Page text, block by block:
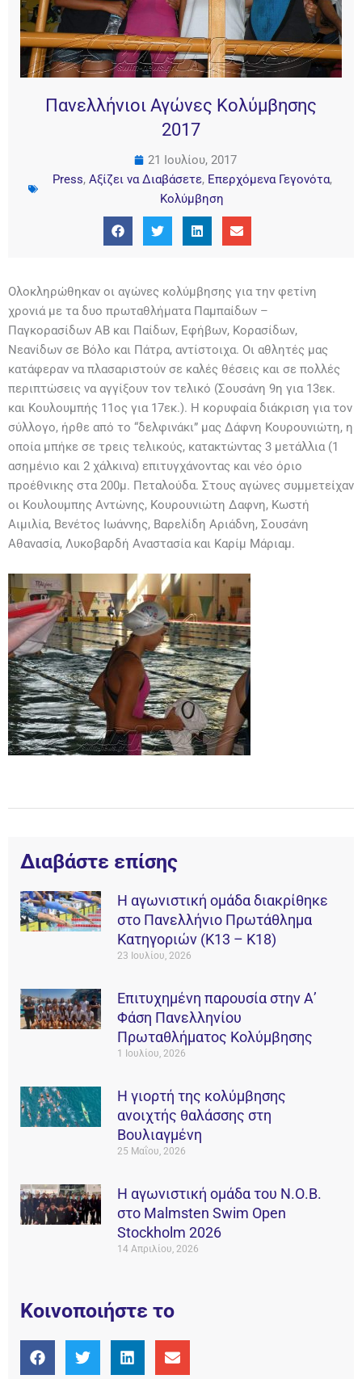
Πανελλήνιοι Αγώνες Κολύμβησης
2017
21 Ιουλίου, 2017
Press, Αξίζει να Διαβάσετε, Επερχόμενα Γεγονότα,
Κολύμβηση
Ολοκληρώθηκαν οι αγώνες κολύμβησης για την φετίνη
χρονιά με τα δυο πρωταθλήματα Παμπαίδων –
Παγκορασίδων ΑΒ και Παίδων, Εφήβων, Κορασίδων,
Νεανίδων σε Βόλο και Πάτρα, αντίστοιχα. Οι αθλητές μας
κατάφεραν να πλασαριστούν σε καλές θέσεις και σε πολλές
περιπτώσεις να αγγίξουν τον τελικό (Σουσάνη 9η για 13εκ.
και Κουλουμπής 11ος για 17εκ.). Η κορυφαία διάκριση για τον
σύλλογο, ήρθε από το “δελφινάκι” μας Δάφνη Κουρουνιώτη, η
οποία μπήκε σε τρεις τελικούς, κατακτώντας 3 μετάλλια (1
ασημένιο και 2 χάλκινα) επιτυγχάνοντας και νέο όριο
προέθνικης στα 200μ. Πεταλούδα. Στους αγώνες συμμετείχαν
οι Κουλουμπης Αντώνης, Κουρουνιώτη Δαφνη, Κωστή
Αιμιλία, Βενέτος Ιωάννης, Βαρελίδη Αριάδνη, Σουσάνη
Αθανασία, Λυκοβαρδή Αναστασία και Καρίμ Μάριαμ.
Διαβάστε επίσης
Η αγωνιστική ομάδα διακρίθηκε
στο Πανελλήνιο Πρωτάθλημα
Κατηγοριών (Κ13 – Κ18)
23 Ιουλίου, 2026
Επιτυχημένη παρουσία στην Α’
Φάση Πανελληνίου
Πρωταθλήματος Κολύμβησης
1 Ιουλίου, 2026
Η γιορτή της κολύμβησης
ανοιχτής θαλάσσης στη
Βουλιαγμένη
25 Μαΐου, 2026
Η αγωνιστική ομάδα του Ν.Ο.Β.
στο Malmsten Swim Open
Stockholm 2026
14 Απριλίου, 2026
Κοινοποιήστε το